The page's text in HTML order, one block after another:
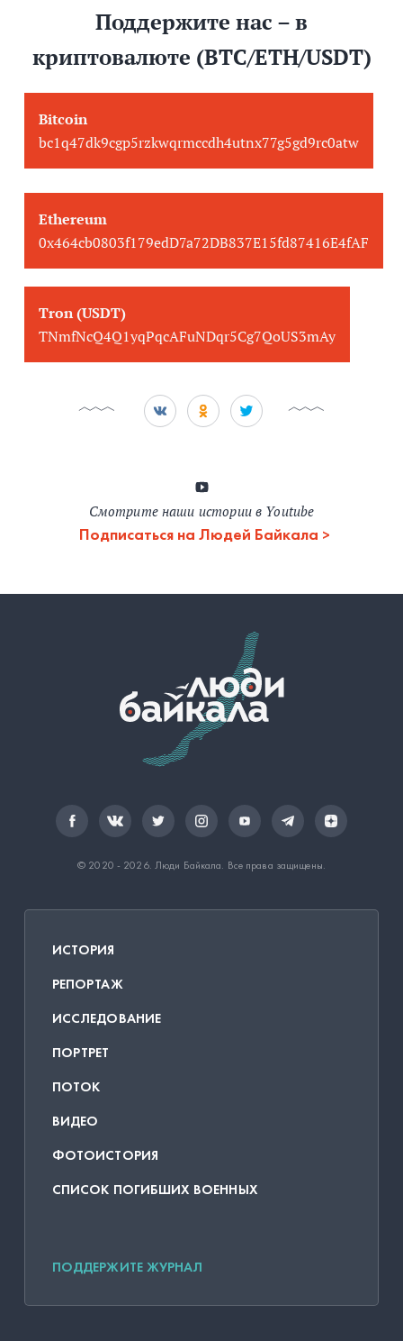
Поддержите нас – в
криптовалюте (BTC/ETH/USDT)
Bitcoin
bc1q47dk9cgp5rzkwqrmccdh4utnx77g5gd9rc0atw
Ethereum
0x464cb0803f179edD7a72DB837E15fd87416E4fAF
Tron (USDT)
TNmfNcQ4Q1yqPqcAFuNDqr5Cg7QoUS3mAy
Смотрите наши истории в Youtube
Подписаться на Людей Байкала
© 2020 - 2026. Люди Байкала . Все права защищены.
ИСТОРИЯ
РЕПОРТАЖ
ИССЛЕДОВАНИЕ
ПОРТРЕТ
ПОТОК
ВИДЕО
ФОТОИСТОРИЯ
СПИСОК ПОГИБШИХ ВОЕННЫХ
ПОДДЕРЖИТЕ ЖУРНАЛ